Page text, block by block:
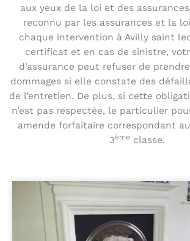
aux yeux de la loi et des
reconnu par les assurances et la
chaque intervention à Avilly saint
certificat et en cas de sinistre,
d’assurance peut refuser de
dommages si elle constate des
de l’entretien. De plus, si cette
n’est pas respectée, le particulier
amende forfaitaire correspondant
3ème classe.